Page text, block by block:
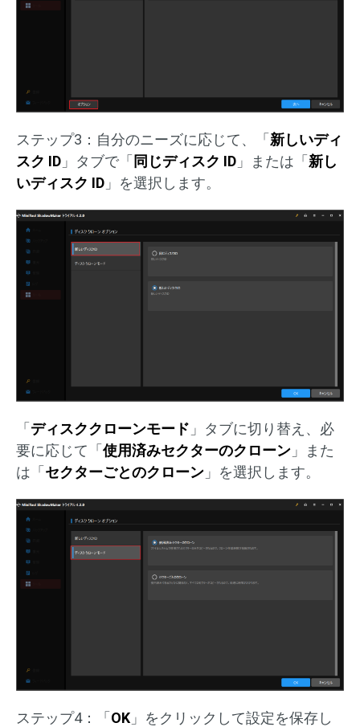
ステップ3：自分のニーズに応じて、「 新しいディ
スク ID 」タブで「 同じディスク ID 」または「 新し
いディスク ID 」を選択します。
「ディスククローンモード 」タブに切り替え、必
要に応じて「使用済みセクターのクローン 」また
は「セクターごとのクローン 」を選択します。
ステップ4：「OK 」をクリックして設定を保存し